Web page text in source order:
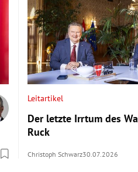
Leitartikel
Der letzte Irrtum des
Ruck
Christoph Schwarz30.07.2026